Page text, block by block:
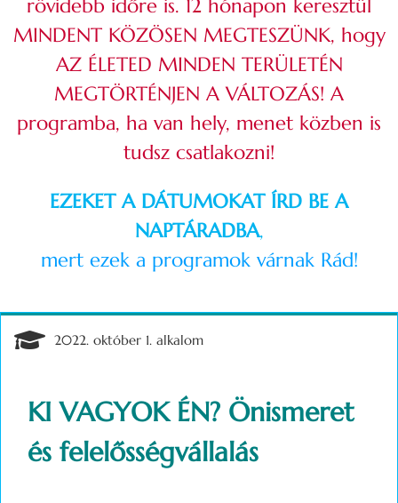
rövidebb időre is. 12 hónapon keresztül
MINDENT KÖZÖSEN MEGTESZÜNK, hogy
AZ ÉLETED MINDEN TERÜLETÉN
MEGTÖRTÉNJEN A VÁLTOZÁS! A
programba, ha van hely, menet közben is
tudsz csatlakozni!
EZEKET A DÁTUMOKAT ÍRD BE A
NAPTÁRADBA,
mert ezek a programok várnak Rád!
2022. október 1. alkalom
KI VAGYOK ÉN? Önismeret
és felelősségvállalás